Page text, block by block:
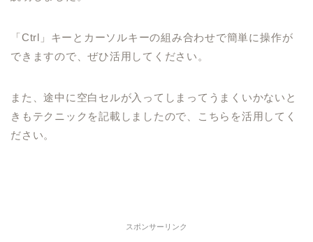
「Ctrl 」キーとカーソルキーの組み合わせで簡単に操作が
できますので、ぜひ活用してください。
また、途中に空白セルが入ってしまってうまくいかないと
き もテクニックを記載しましたので、こちらを活用してく
ださい。
スポンサーリンク